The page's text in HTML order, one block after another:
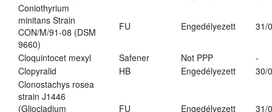
Coniothyrium
minitans Strain
CON/M/91-08 (DSM
9660)
FU Engedélyezett 31/
Cloquintocet mexyl Safener Not PPP
-
Clopyralid
HB Engedélyezett
30/
Clonostachys rosea
strain J1446
(Gliocladium
FU Engedélyezett 31/